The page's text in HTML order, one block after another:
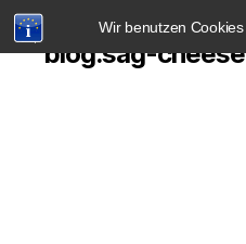
Wir benutzen
blog.sag-